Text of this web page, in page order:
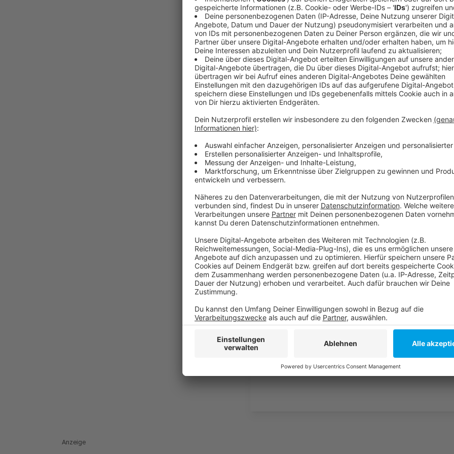
Eine Überraschung sei dagegen der Abstand von
Anzeige
Stephan Marschall Wahlanalyse
Anzeige
Keller sei damit aber nicht automatisch der Favorit
Wahl vor sechs Jahren habe Dirk Elbers zunächst
Stichwahl war dann Geisel vorne. Es komme jetzt
ersten Wahlgang für Strack-Zimmermann oder
Das Ergebnis der Wahl!
Unsere Sonderseite zum Wahlergebnis!
Die Ergebnisse der Bezirksvertretungswahl!
Die Ergebnisse der Ratswahl!
Anzeige
Anzeige